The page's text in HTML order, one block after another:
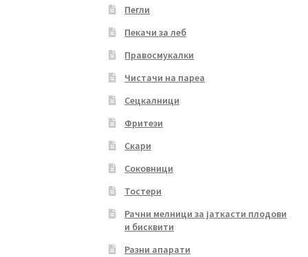
Пегли
Пекачи за леб
Правосмукалки
Чистачи на пареа
Сецкалници
Фритези
Скари
Соковници
Тостери
Рачни мелници за јаткасти плодови
и бисквити
Разни апарати